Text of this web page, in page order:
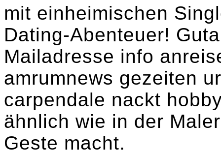
mit einheimischen
Dating-Abenteuer!
Mailadresse info
amrumnews gezeiten
carpendale nackt
ähnlich wie in der
Geste macht.